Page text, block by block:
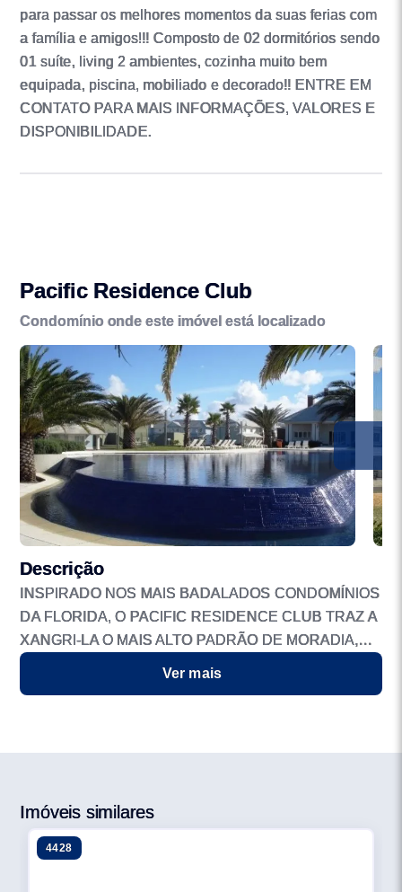
para passar os melhores momentos da suas ferias com
a família e amigos!!! Composto de 02 dormitórios sendo
01 suíte, living 2 ambientes, cozinha muito bem
equipada, piscina, mobiliado e decorado!! ENTRE EM
CONTATO PARA MAIS INFORMAÇÕES, VALORES E
DISPONIBILIDADE.
Pacific Residence Club
Condomínio onde este imóvel está localizado
Descrição
INSPIRADO NOS MAIS BADALADOS CONDOMÍNIOS
DA FLORIDA, O PACIFIC RESIDENCE CLUB TRAZ A
XANGRI-LA O MAIS ALTO PADRÃO DE MORADIA,
ONDE O BOM GOSTO, O CONFORTO E O
REQUINTE ESTÃO PRESENTES EM CADA
PERFEITO PARA VIVER TUDO E MUITO MAIS DO
Ver mais
Imóveis similares
4428